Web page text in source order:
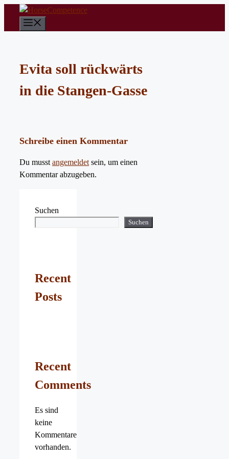
springen
Evita soll rückwärts
in die Stangen-Gasse
Schreibe einen Kommentar
Du musst angemeldet sein, um einen
Kommentar abzugeben.
Suchen
Suchen
Recent
Posts
Recent
Comments
Es sind
keine
Kommentare
vorhanden.